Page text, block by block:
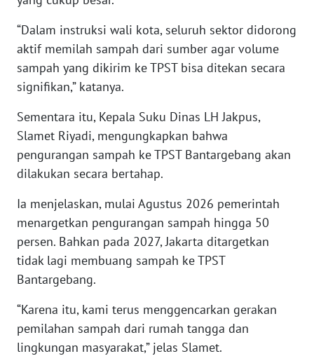
“Dalam instruksi wali kota, seluruh sektor didorong
aktif memilah sampah dari sumber agar volume
sampah yang dikirim ke TPST bisa ditekan secara
signifikan,” katanya.
Sementara itu, Kepala Suku Dinas LH Jakpus,
Slamet Riyadi, mengungkapkan bahwa
pengurangan sampah ke TPST Bantargebang akan
dilakukan secara bertahap.
Ia menjelaskan, mulai Agustus 2026 pemerintah
menargetkan pengurangan sampah hingga 50
persen. Bahkan pada 2027, Jakarta ditargetkan
tidak lagi membuang sampah ke TPST
Bantargebang.
“Karena itu, kami terus menggencarkan gerakan
pemilahan sampah dari rumah tangga dan
lingkungan masyarakat,” jelas Slamet.
WN
JATENG
NUSANTARA
WN
BALI
WN
KALTENG